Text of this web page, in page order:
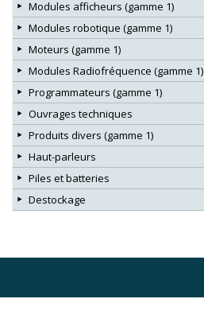
Modules afficheurs (gamme 1)
Modules robotique (gamme 1)
Moteurs (gamme 1)
Modules Radiofréquence (gamme 1)
Programmateurs (gamme 1)
Ouvrages techniques
Produits divers (gamme 1)
Haut-parleurs
Piles et batteries
Destockage